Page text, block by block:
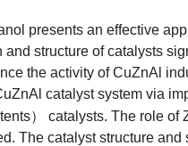
presents an effective
structure of catalysts
the activity of CuZnAl
catalyst system via
） catalysts. The role of
The catalyst structure